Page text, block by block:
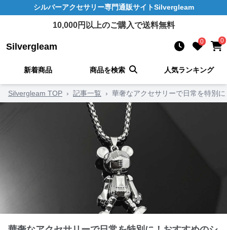
シルバーアクセサリー専門通販サイトSilvergleam
10,000円以上のご購入で送料無料
Silvergleam 0 0
新着商品 商品を検索 人気ランキング
Silvergleam TOP › 記事一覧 › 華奢なアクセサリーで日常を特別